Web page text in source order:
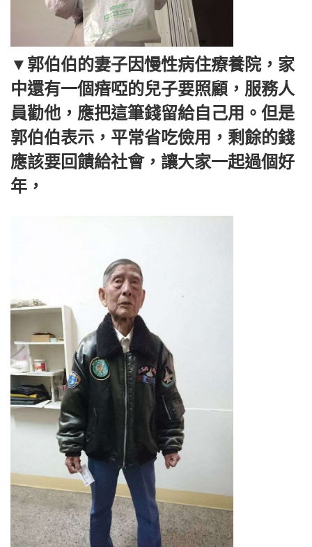
▼郭伯伯的妻子因慢性病住療養院，家
中還有一個瘖啞的兒子要照顧，服務人
員勸他，應把這筆錢留給自己用。但是
郭伯伯表示，平常省吃儉用，剩餘的錢
應該要回饋給社會，讓大家一起過個好
年，